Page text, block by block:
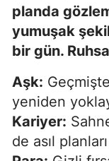
planda
yumuşak
bir gün.
Aşk:
yeniden
Kariyer:
de asıl